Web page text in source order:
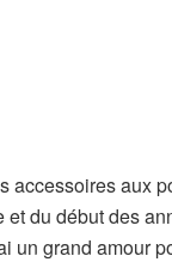
accessoires aux
du début des
un grand amour